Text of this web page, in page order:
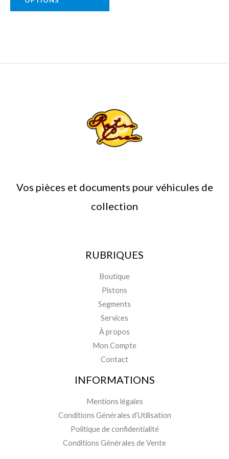
Vos pièces et documents pour véhicules de
collection
RUBRIQUES
Boutique
Pistons
Segments
Services
À propos
Mon Compte
Contact
INFORMATIONS
Mentions légales
Conditions Générales d’Utilisation
Politique de confidentialité
Conditions Générales de Vente